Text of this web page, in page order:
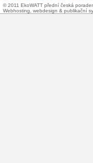
© 2011 EkoWATT přední česká
Webhosting
webdesign & publikační